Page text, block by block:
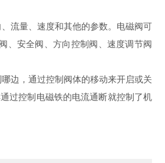
流量、速度和其他的参数。电磁阀可
、安全阀、方向控制阀、速度调节阀
边，通过控制阀体的移动来开启或关
过控制电磁铁的电流通断就控制了机